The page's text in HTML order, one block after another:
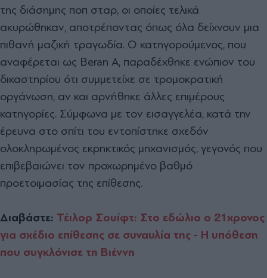
της διάσημης ποπ σταρ, οι οποίες τελικά
ακυρώθηκαν, αποτρέποντας όπως όλα δείχνουν μια
πιθανή μαζική τραγωδία. Ο κατηγορούμενος, που
αναφέρεται ως Beran A, παραδέχθηκε ενώπιον του
δικαστηρίου ότι συμμετείχε σε τρομοκρατική
οργάνωση, αν και αρνήθηκε άλλες επιμέρους
κατηγορίες. Σύμφωνα με τον εισαγγελέα, κατά την
έρευνα στο σπίτι του εντοπίστηκε σχεδόν
ολοκληρωμένος εκρηκτικός μηχανισμός, γεγονός που
επιβεβαιώνει τον προχωρημένο βαθμό
προετοιμασίας της επίθεσης.
Διαβάστε: Τέιλορ Σουίφτ: Στο εδώλιο ο 21χρονος
για σχέδιο επίθεσης σε συναυλία της - Η υπόθεση
που συγκλόνισε τη Βιέννη